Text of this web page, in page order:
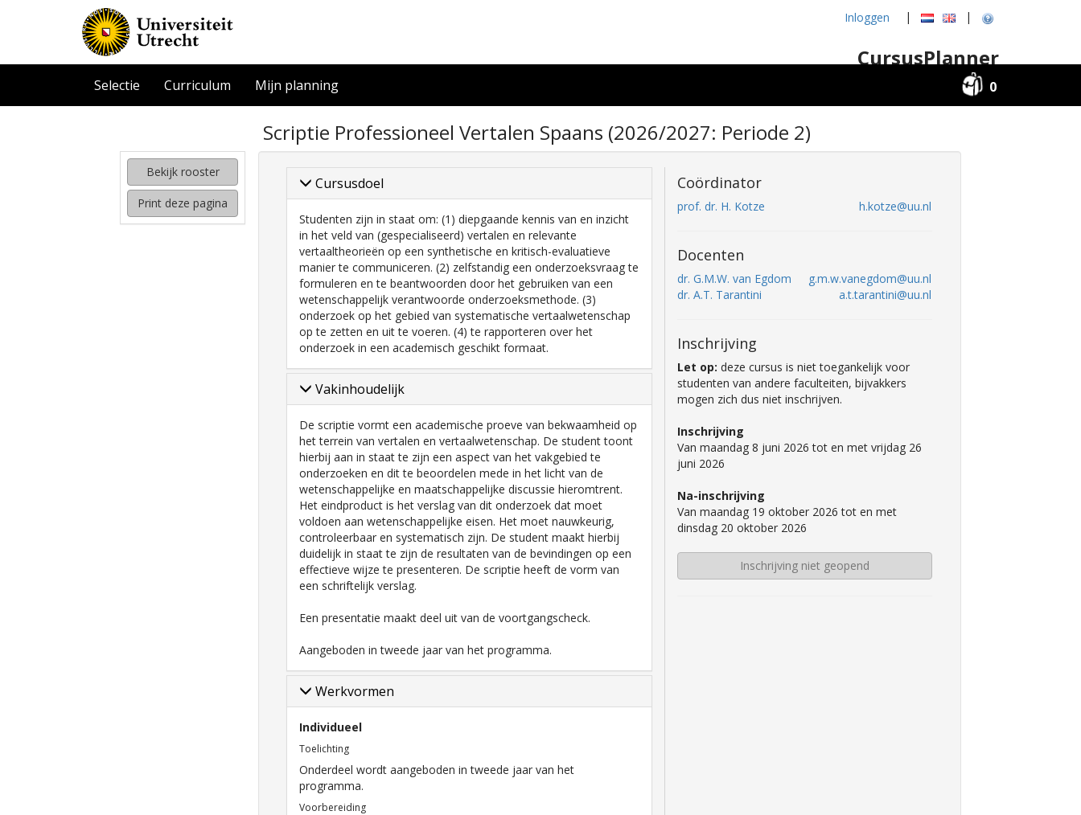
Inloggen | |
CursusPlanner
Selectie Curriculum Mijn planning 0
Scriptie Professioneel Vertalen Spaans (2026/2027: Periode 2)
Bekijk rooster
Print deze pagina
Cursusdoel
Studenten zijn in staat om: (1) diepgaande kennis van en inzicht
in het veld van (gespecialiseerd) vertalen en relevante
vertaaltheorieën op een synthetische en kritisch-evaluatieve
manier te communiceren. (2) zelfstandig een onderzoeksvraag te
formuleren en te beantwoorden door het gebruiken van een
wetenschappelijk verantwoorde onderzoeksmethode. (3)
onderzoek op het gebied van systematische vertaalwetenschap
op te zetten en uit te voeren. (4) te rapporteren over het
onderzoek in een academisch geschikt formaat.
Vakinhoudelijk
De scriptie vormt een academische proeve van bekwaamheid op
het terrein van vertalen en vertaalwetenschap. De student toont
hierbij aan in staat te zijn een aspect van het vakgebied te
onderzoeken en dit te beoordelen mede in het licht van de
wetenschappelijke en maatschappelijke discussie hieromtrent.
Het eindproduct is het verslag van dit onderzoek dat moet
voldoen aan wetenschappelijke eisen. Het moet nauwkeurig,
controleerbaar en systematisch zijn. De student maakt hierbij
duidelijk in staat te zijn de resultaten van de bevindingen op een
effectieve wijze te presenteren. De scriptie heeft de vorm van
een schriftelijk verslag.
Een presentatie maakt deel uit van de voortgangscheck.
Aangeboden in tweede jaar van het programma.
Werkvormen
Individueel
Toelichting
Onderdeel wordt aangeboden in tweede jaar van het
programma.
Voorbereiding
Coördinator
prof. dr. H. Kotze h.kotze@uu.nl
Docenten
dr. G.M.W. van Egdom
g.m.w.vanegdom@uu.nl
dr. A.T. Tarantini
a.t.tarantini@uu.nl
Inschrijving
Let op: deze cursus is niet toegankelijk voor
studenten van andere faculteiten, bijvakkers
mogen zich dus niet inschrijven.
Inschrijving
Van maandag 8 juni 2026 tot en met vrijdag 26
juni 2026
Na-inschrijving
Van maandag 19 oktober 2026 tot en met
dinsdag 20 oktober 2026
Inschrijving niet geopend